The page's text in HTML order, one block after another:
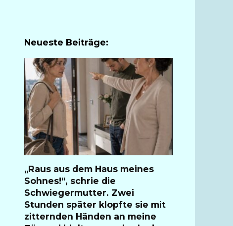
Neueste Beiträge:
„Raus aus dem Haus meines
Sohnes!“, schrie die
Schwiegermutter. Zwei
Stunden später klopfte sie mit
zitternden Händen an meine